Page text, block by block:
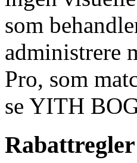
som
administrere
Pro, som
se YITH